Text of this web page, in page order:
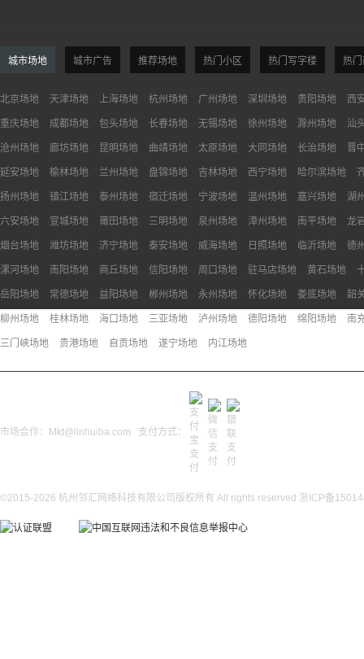
城市场地 城市广告 推荐场地 热门小区 热门写字楼 热
北京场地 天津场地 上海场地 杭州场地 广州场地 深圳场地 贵阳场地 西
重庆场地 成都场地 包头场地 长春场地 无锡场地 徐州场地 滁州场地 汕
沧州场地 廊坊场地 昆明场地 曲靖场地 太原场地 大同场地 长治场地 晋
延安场地 榆林场地 兰州场地 盘锦场地 吉林场地 西宁场地 哈尔滨场地
扬州场地 镇江场地 泰州场地 宿迁场地 宁波场地 温州场地 嘉兴场地 湖
六安场地 宣城场地 莆田场地 三明场地 泉州场地 漳州场地 南平场地 龙
烟台场地 潍坊场地 济宁场地 泰安场地 威海场地 日照场地 临沂场地 德
漯河场地 南阳场地 商丘场地 信阳场地 周口场地 驻马店场地 黄石场地
岳阳场地 常德场地 益阳场地 郴州场地 永州场地 怀化场地 娄底场地 韶
柳州场地 桂林场地 海口场地 三亚场地 泸州场地 德阳场地 绵阳场地 南
三门峡场地 贵港场地 自贡场地 遂宁场地 内江场地
市场合作：Mkt@linhuiba.com 支付方式：
©2015-2026 杭州邻汇网络科技有限公司版权所有 All rights reserved 浙ICP备